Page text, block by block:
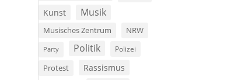
Kunst Musik
Musisches Zentrum NRW
Party Politik Polizei
Protest Rassismus